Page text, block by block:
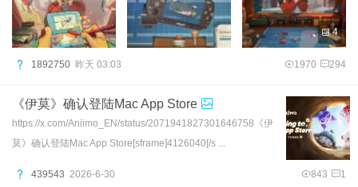
4
1892750 昨天 03:03 1970 294
《伊莫》确认登陆Mac App Store
https://x.com/Aniimo_EN/status/2071941827301646758《伊
莫》确认登陆Mac App Store[sframe]4126040[/s ...
439543 2026-6-30 843 1